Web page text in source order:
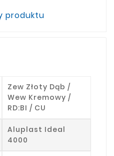
produktu
Zew Złoty Dąb /
Wew Kremowy /
RD:BI / CU
Aluplast Ideal
4000